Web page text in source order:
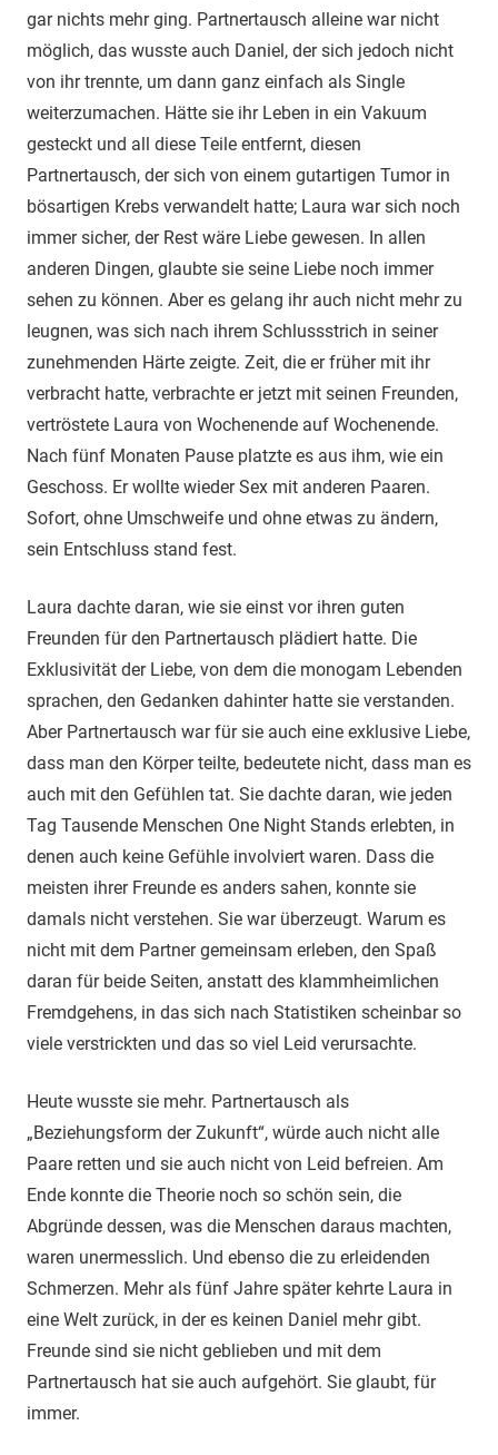
gar nichts mehr ging. Partnertausch alleine war nicht
möglich, das wusste auch Daniel, der sich jedoch nicht
von ihr trennte, um dann ganz einfach als Single
weiterzumachen. Hätte sie ihr Leben in ein Vakuum
gesteckt und all diese Teile entfernt, diesen
Partnertausch, der sich von einem gutartigen Tumor in
bösartigen Krebs verwandelt hatte; Laura war sich noch
immer sicher, der Rest wäre Liebe gewesen. In allen
anderen Dingen, glaubte sie seine Liebe noch immer
sehen zu können. Aber es gelang ihr auch nicht mehr zu
leugnen, was sich nach ihrem Schlussstrich in seiner
zunehmenden Härte zeigte. Zeit, die er früher mit ihr
verbracht hatte, verbrachte er jetzt mit seinen Freunden,
vertröstete Laura von Wochenende auf Wochenende.
Nach fünf Monaten Pause platzte es aus ihm, wie ein
Geschoss. Er wollte wieder Sex mit anderen Paaren.
Sofort, ohne Umschweife und ohne etwas zu ändern,
sein Entschluss stand fest.
Laura dachte daran, wie sie einst vor ihren guten
Freunden für den Partnertausch plädiert hatte. Die
Exklusivität der Liebe, von dem die monogam Lebenden
sprachen, den Gedanken dahinter hatte sie verstanden.
Aber Partnertausch war für sie auch eine exklusive Liebe,
dass man den Körper teilte, bedeutete nicht, dass man es
auch mit den Gefühlen tat. Sie dachte daran, wie jeden
Tag Tausende Menschen One Night Stands erlebten, in
denen auch keine Gefühle involviert waren. Dass die
meisten ihrer Freunde es anders sahen, konnte sie
damals nicht verstehen. Sie war überzeugt. Warum es
nicht mit dem Partner gemeinsam erleben, den Spaß
daran für beide Seiten, anstatt des klammheimlichen
Fremdgehens, in das sich nach Statistiken scheinbar so
viele verstrickten und das so viel Leid verursachte.
Heute wusste sie mehr. Partnertausch als
„Beziehungsform der Zukunft“, würde auch nicht alle
Paare retten und sie auch nicht von Leid befreien. Am
Ende konnte die Theorie noch so schön sein, die
Abgründe dessen, was die Menschen daraus machten,
waren unermesslich. Und ebenso die zu erleidenden
Schmerzen. Mehr als fünf Jahre später kehrte Laura in
eine Welt zurück, in der es keinen Daniel mehr gibt.
Freunde sind sie nicht geblieben und mit dem
Partnertausch hat sie auch aufgehört. Sie glaubt, für
immer.